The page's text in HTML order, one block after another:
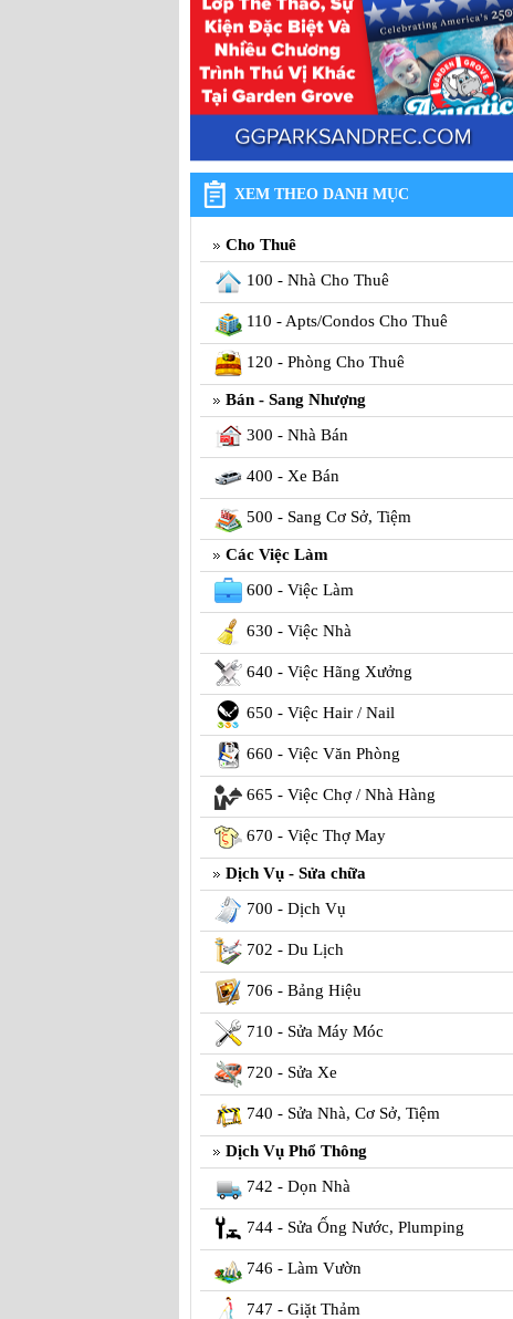
XEM THEO DANH MỤC
Cho Thuê
100 - Nhà Cho Thuê
110 - Apts/Condos Cho Thuê
120 - Phòng Cho Thuê
Bán - Sang Nhượng
300 - Nhà Bán
400 - Xe Bán
500 - Sang Cơ Sở, Tiệm
Các Việc Làm
600 - Việc Làm
630 - Việc Nhà
640 - Việc Hãng Xưởng
650 - Việc Hair / Nail
660 - Việc Văn Phòng
665 - Việc Chợ / Nhà Hàng
670 - Việc Thợ May
Dịch Vụ - Sửa chữa
700 - Dịch Vụ
702 - Du Lịch
706 - Bảng Hiệu
710 - Sửa Máy Móc
720 - Sửa Xe
740 - Sửa Nhà, Cơ Sở, Tiệm
Dịch Vụ Phổ Thông
742 - Dọn Nhà
744 - Sửa Ống Nước, Plumping
746 - Làm Vườn
747 - Giặt Thảm